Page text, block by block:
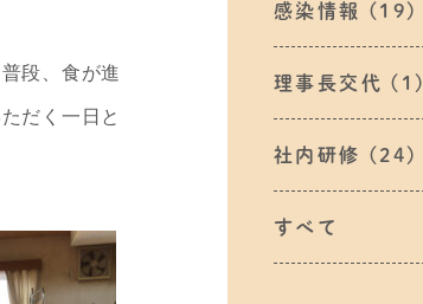
感染情報
(19)
理事長交代 (1)
社内研修 (24)
すべて
段、食が進
だく一日と